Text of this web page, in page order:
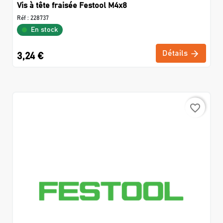
Vis à tête fraisée Festool M4x8
Réf : 228737
En stock
3,24 € Détails
favorite_border